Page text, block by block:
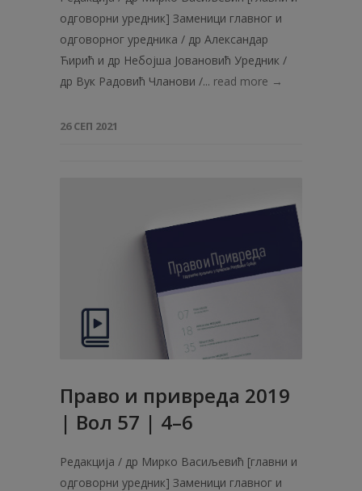
одговорни уредник] Заменици главног и
одговорног уредника / др Александар
Ћирић и др Небојша Јовановић Уредник /
др Вук Радовић Чланови /... read more →
26 СЕП 2021
Право и привреда 2019
| Вол 57 | 4–6
Редакција / др Мирко Васиљевић [главни и
одговорни уредник] Заменици главног и